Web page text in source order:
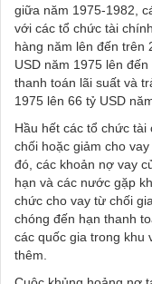
giữa năm 1975-1982,
với các tổ chức tài
hàng năm lên đến trên
USD năm 1975 lên
thanh toán lãi suất và
1975 lên 66 tỷ USD
Hầu hết các tổ chức tài
chối hoặc giảm cho vay
đó, các khoản nợ vay
hạn và các nước gặp
chức cho vay từ chối
chóng đến hạn thanh
các quốc gia trong khu
thêm.